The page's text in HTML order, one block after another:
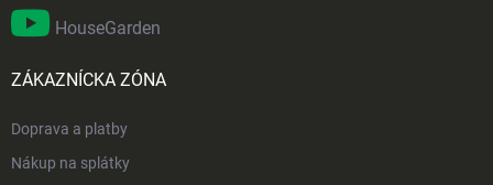
HouseGarden
ZÁKAZNÍCKA ZÓNA
Doprava a platby
Nákup na splátky